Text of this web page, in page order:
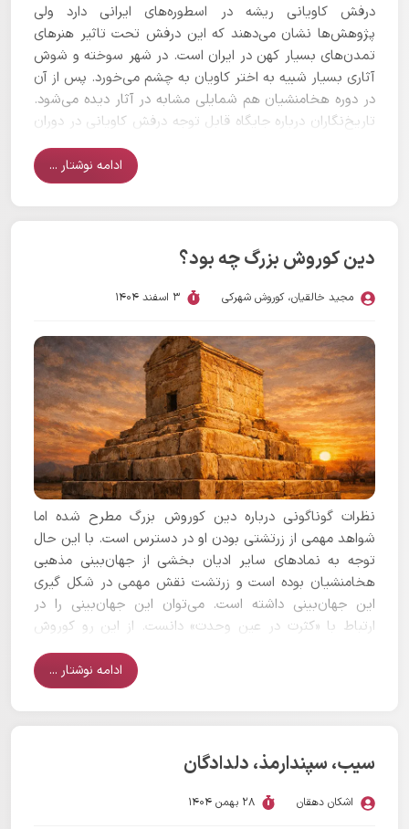
درفش کاویانی ریشه در اسطوره‌های ایرانی دارد ولی
پژوهش‌ها نشان می‌دهند که این درفش تحت تاثیر هنرهای
تمدن‌های بسیار کهن در ایران است. در شهر سوخته و شوش
آثاری بسیار شبیه به اختر کاویان به چشم می‌خورد. پس از آن
در دوره هخامنشیان هم شمایلی مشابه در آثار دیده می‌شود.
تاریخ‌نگاران درباره جایگاه قابل توجه درفش کاویانی در دوران
ادامه نوشتار ...
دین کوروش بزرگ چه بود؟
مجید خالقیان،کوروش شهرکی 3 اسفند 1404
نظرات گوناگونی درباره دین کوروش بزرگ مطرح شده اما
شواهد مهمی از زرتشتی بودن او در دسترس است. با این حال
توجه به نمادهای سایر ادیان بخشی از جهان‌بینی مذهبی
هخامنشیان بوده است و زرتشت نقش مهمی در شکل گیری
این جهان‌بینی داشته است. می‌توان این جهان‌بینی را در
ارتباط با «کثرت در عین وحدت» دانست. از این رو کوروش
بزرگ به دنبال تحمیل نمادهای بومی خود به دیگر ملل نبود.
ادامه نوشتار ...
سیب، سپندارمذ، دلدادگان
اشکان دهقان 28 بهمن 1404